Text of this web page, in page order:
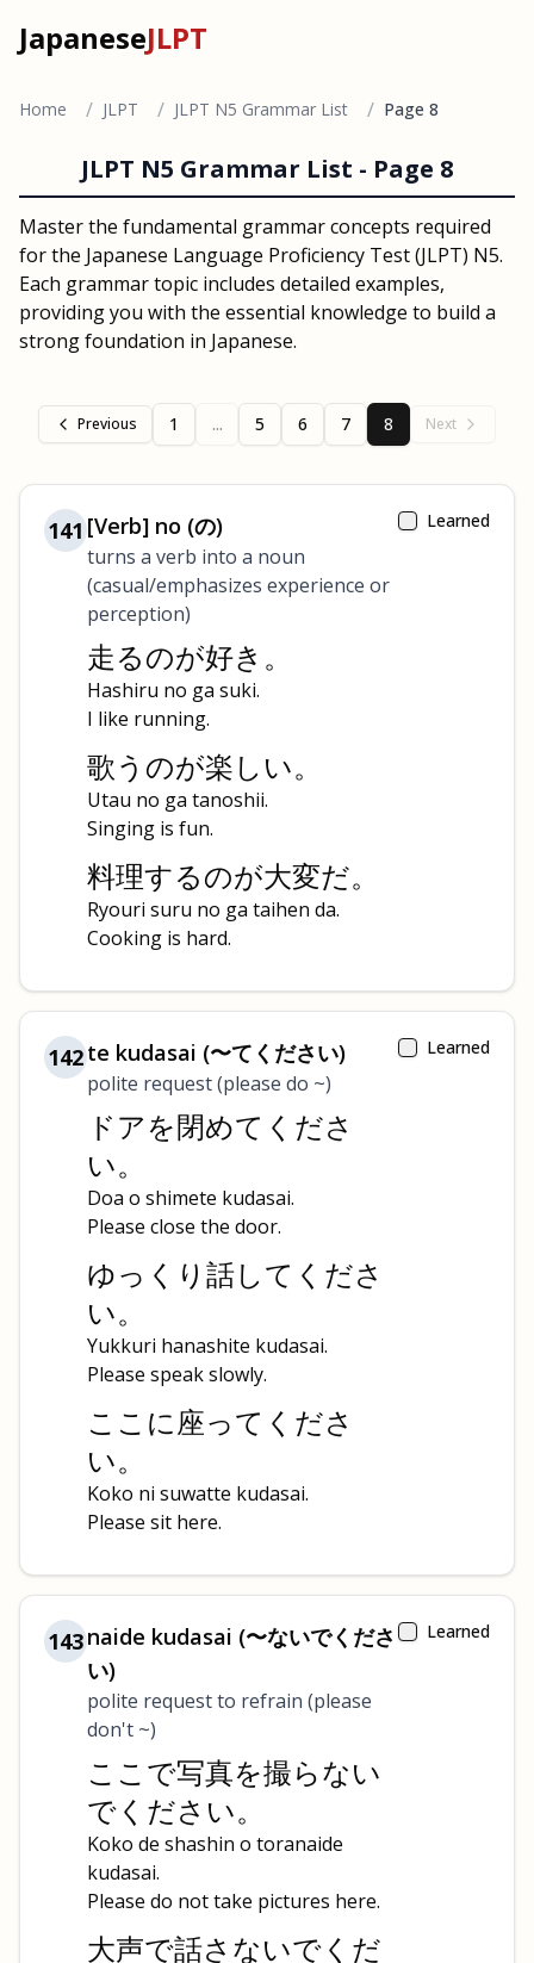
JapaneseJLPT
Home / JLPT / JLPT N5 Grammar List / Page 8
JLPT N5 Grammar List - Page 8
Master the fundamental grammar concepts required
for the Japanese Language Proficiency Test (JLPT) N5.
Each grammar topic includes detailed examples,
providing you with the essential knowledge to build a
strong foundation in Japanese.
Previous 1 ... 5 6 7 8 Next
141 [Verb] no (の)
turns a verb into a noun
(casual/emphasizes experience or
perception)
走るのが好き。
Hashiru no ga suki.
I like running.
歌うのが楽しい。
Utau no ga tanoshii.
Singing is fun.
料理するのが大変だ。
Ryouri suru no ga taihen da.
Cooking is hard.
Learned
142te kudasai (〜てください)
polite request (please do ~)
ドアを閉めてくださ
い。
Doa o shimete kudasai.
Please close the door.
ゆっくり話してくださ
い。
Yukkuri hanashite kudasai.
Please speak slowly.
ここに座ってくださ
い。
Koko ni suwatte kudasai.
Please sit here.
Learned
143naide kudasai (〜ないでくださ
い)
polite request to refrain (please
don't ~)
ここで写真を撮らない
でください。
Koko de shashin o toranaide
kudasai.
Please do not take pictures here.
大声で話さないでくだ
Learned